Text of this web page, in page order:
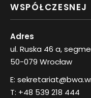
WSPÓŁCZESNEJ
Adres
ul. Ruska 46 a,
50-079 Wrocław
E:
T: +48 539 218 444